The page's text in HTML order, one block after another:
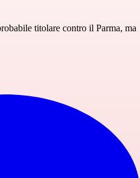
titolare contro il Parma, ma